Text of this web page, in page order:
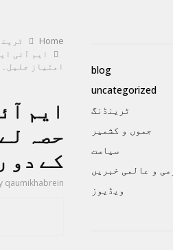
Home
ایم آئی
امتیاز جلیل۔
ایم
حصہ
کے دو
qaumikhabrein
blog
uncategorized
ٹرینڈنگ
جموں و کشمیر
سیاست
و عالمی خبریں
ویڈیوز